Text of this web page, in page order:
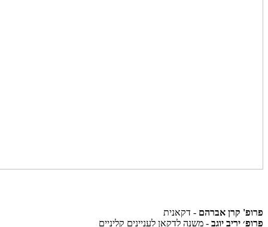
פרופ' קרן אברהם - דקאנית
פרופ׳ יריב יוגב - משנה לדקאן לעניינים קליניים